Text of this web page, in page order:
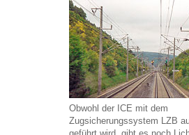
Obwohl der ICE mit dem
Zugsicherungssystem LZB